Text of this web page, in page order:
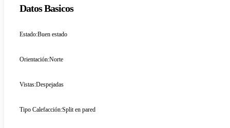
Datos Basicos
Estado:Buen estado
Orientación:Norte
Vistas:Despejadas
Tipo Calefacción:Split en pared